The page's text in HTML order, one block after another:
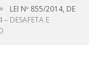
LEI Nº 855/2014, DE
– DESAFETA E